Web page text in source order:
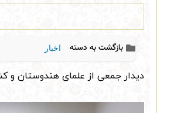
بازگشت به دسته اخبار
دیدار جمعی از علمای هندوستان و